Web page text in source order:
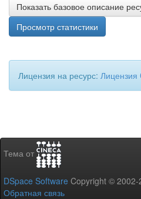
Показать базовое описание
Просмотр статистики
Лицензия на ресурс: Лицензия
Тема от
DSpace Software Copyright © 2002-
Обратная связь